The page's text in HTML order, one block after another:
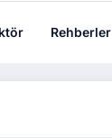
Rehberler